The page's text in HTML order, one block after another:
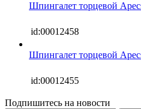
Шпингалет торцевой
id:00012458
Шпингалет торцевой
id:00012455
Подпишитесь на новости